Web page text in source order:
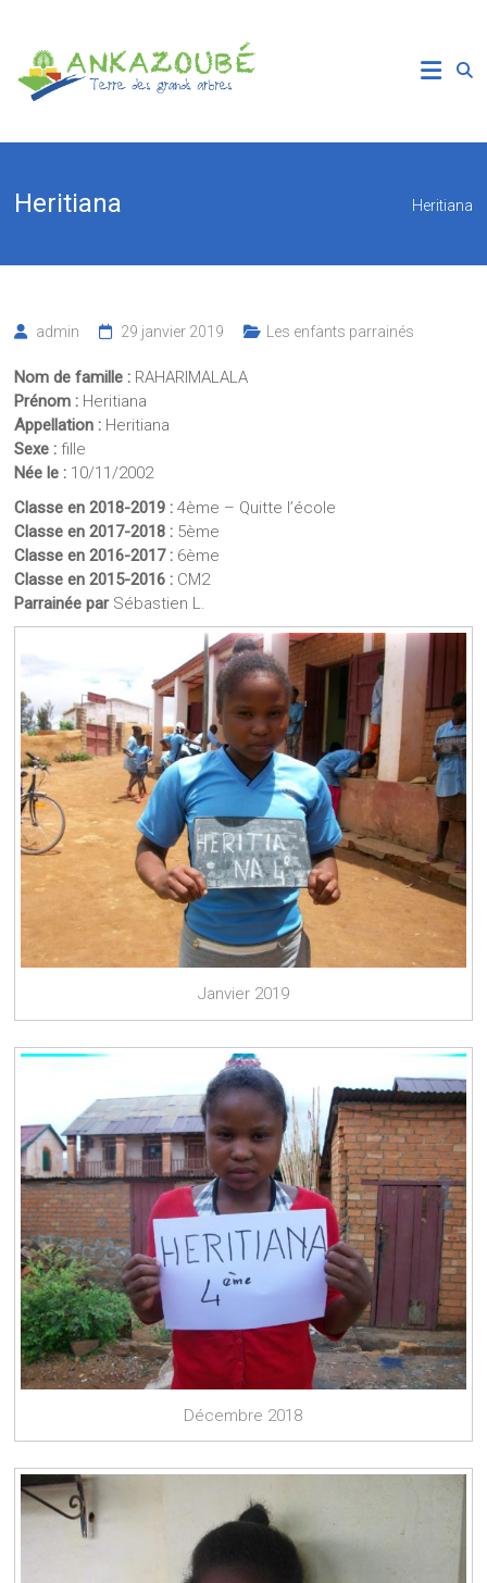
contentAssociation
Ankazoube
Terre
Arbres
Heritiana Heritiana
admin 29 janvier 2019 Les enfants parrainés
Nom de famille : RAHARIMALALA
Prénom : Heritiana
Appellation : Heritiana
Sexe : fille
Née le : 10/11/2002
Classe en 2018-2019 : 4ème – Quitte l’école
Classe en 2017-2018 : 5ème
Classe en 2016-2017 : 6ème
Classe en 2015-2016 : CM2
Parrainée par Sébastien L.
Janvier 2019
Décembre 2018